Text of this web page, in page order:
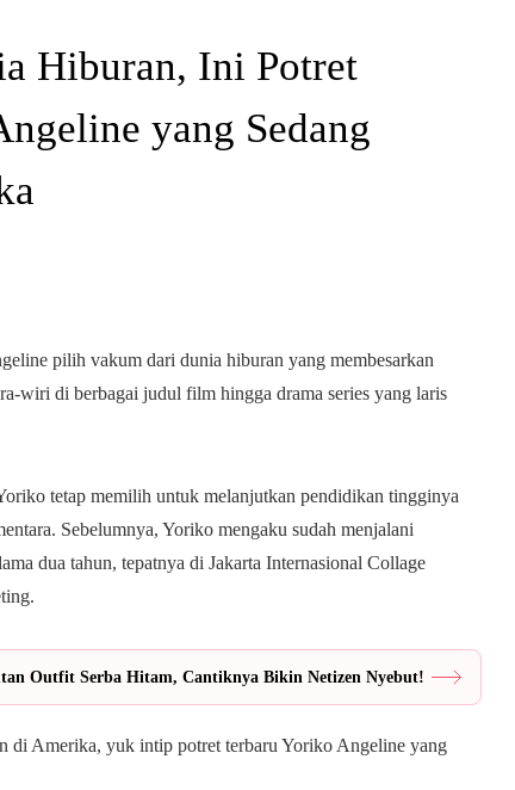
Hiburan, Ini Potret
yang Sedang
pilih vakum dari dunia hiburan yang membesarkan
wiri di berbagai judul film hingga drama series yang laris
tetap memilih untuk melanjutkan pendidikan tingginya
Sebelumnya, Yoriko mengaku sudah menjalani
dua tahun, tepatnya di Jakarta Internasional Collage
Outfit Serba Hitam, Cantiknya Bikin Netizen Nyebut!
di Amerika, yuk intip potret terbaru Yoriko Angeline yang